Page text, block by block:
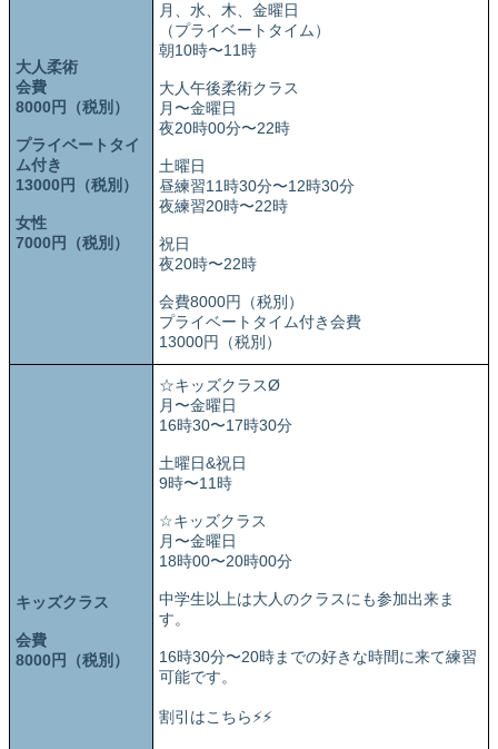
大人柔術
会費
8000円（税別）
プライベートタイ
ム付き
13000円（税別）
女性
7000円（税別）
月、水、木、金曜日
（プライベートタイム）
朝10時〜11時
大人午後柔術クラス
月〜金曜日
夜20時00分〜22時
土曜日
昼練習11時30分〜12時30分
夜練習20時〜22時
祝日
夜20時〜22時
会費8000円（税別）
プライベートタイム付き会費
13000円（税別）
キッズクラス
会費
8000円（税別）
☆キッズクラスØ
月〜金曜日
16時30〜17時30分
土曜日&祝日
9時〜11時
☆キッズクラス
月〜金曜日
18時00〜20時00分
中学生以上は大人のクラスにも参加出来ま
す。
16時30分〜20時までの好きな時間に来て練習
可能です。
割引はこちら⚡⚡